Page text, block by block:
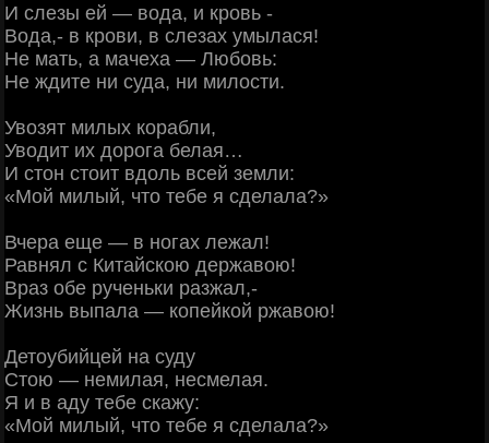
И слезы ей — вода, и кровь -
Вода,- в крови, в слезах умылася!
Не мать, а мачеха — Любовь:
Не ждите ни суда, ни милости.
Увозят милых корабли,
Уводит их дорога белая…
И стон стоит вдоль всей земли:
«Мой милый, что тебе я сделала?»
Вчера еще — в ногах лежал!
Равнял с Китайскою державою!
Враз обе рученьки разжал,-
Жизнь выпала — копейкой ржавою!
Детоубийцей на суду
Стою — немилая, несмелая.
Я и в аду тебе скажу:
«Мой милый, что тебе я сделала?»